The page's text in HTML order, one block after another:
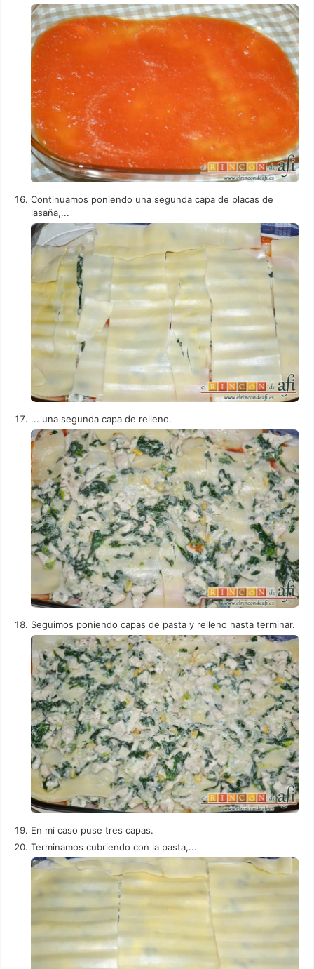
Continuamos poniendo una segunda capa de placas de
lasaña,...
... una segunda capa de relleno.
Seguimos poniendo capas de pasta y relleno hasta terminar.
En mi caso puse tres capas.
Terminamos cubriendo con la pasta,...